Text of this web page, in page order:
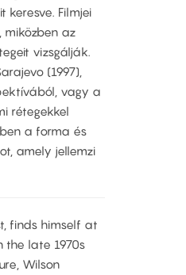
Filmjei
miközben az
vizsgálják.
(1997),
vagy a
rétegekkel
a forma és
amely jellemzi
finds himself at
the late 1970s
Wilson